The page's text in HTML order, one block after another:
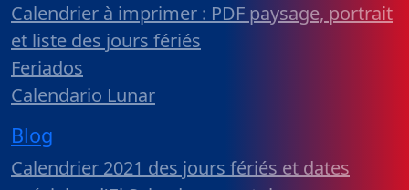
Calendrier à imprimer : PDF paysage, portrait
et liste des jours fériés
Feriados
Calendario Lunar
Blog
Calendrier 2021 des jours fériés et dates